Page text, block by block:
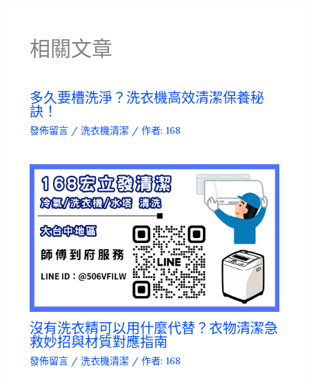
相關文章
多久要槽洗淨？洗衣機高效清潔保養秘
訣！
發佈留言 / 洗衣機清潔 / 作者: 168
沒有洗衣精可以用什麼代替？衣物清潔急
救妙招與材質對應指南
發佈留言 / 洗衣機清潔 / 作者: 168